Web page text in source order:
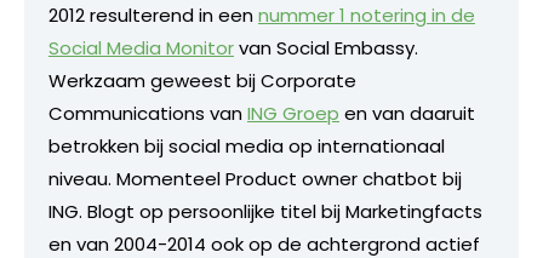
2012 resulterend in eennummer 1 notering in de
Social Media Monitorvan Social Embassy.
Werkzaam geweest bij Corporate
Communications vanING Groep en van daaruit
betrokken bij social media op internationaal
niveau. Momenteel Product owner chatbot bij
ING. Blogt op persoonlijke titel bij Marketingfacts
en van 2004-2014 ook op de achtergrond actief